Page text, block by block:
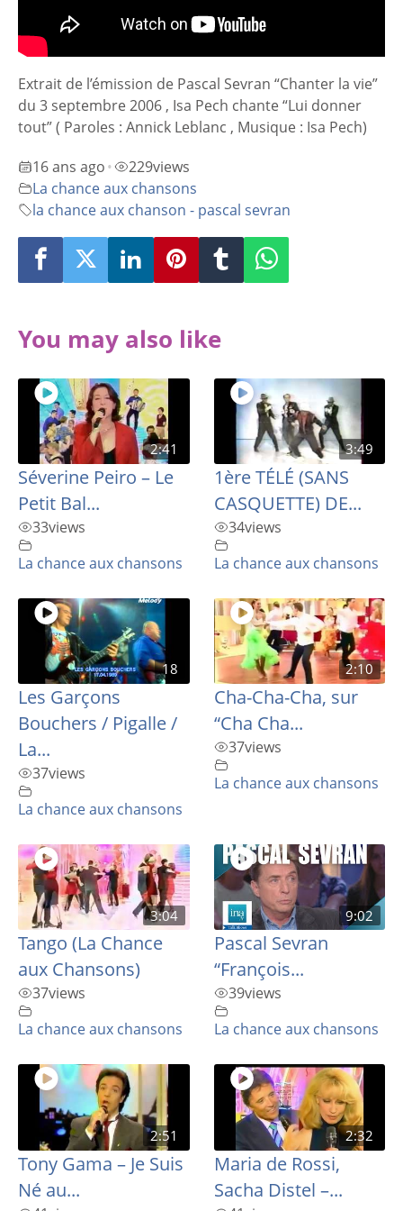
Extrait de l’émission de Pascal Sevran “Chanter la vie”
du 3 septembre 2006 , Isa Pech chante “Lui donner
tout” ( Paroles : Annick Leblanc , Musique : Isa Pech)
16 ans ago • 229views
La chance aux chansons
la chance aux chanson - pascal sevran
You may also like
2:41
Séverine Peiro – Le
Petit Bal...
33views
La chance aux chansons
3:49
1ère TÉLÉ (SANS
CASQUETTE) DE...
34views
La chance aux chansons
18
Les Garçons
Bouchers / Pigalle /
La...
37views
La chance aux chansons
2:10
Cha-Cha-Cha, sur
“Cha Cha...
37views
La chance aux chansons
3:04
Tango (La Chance
aux Chansons)
37views
La chance aux chansons
9:02
Pascal Sevran
“François...
39views
La chance aux chansons
2:51
Tony Gama – Je Suis
Né au...
2:32
Maria de Rossi,
Sacha Distel –...